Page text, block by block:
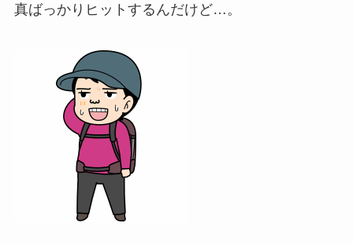
真ばっかりヒットするんだけど…。